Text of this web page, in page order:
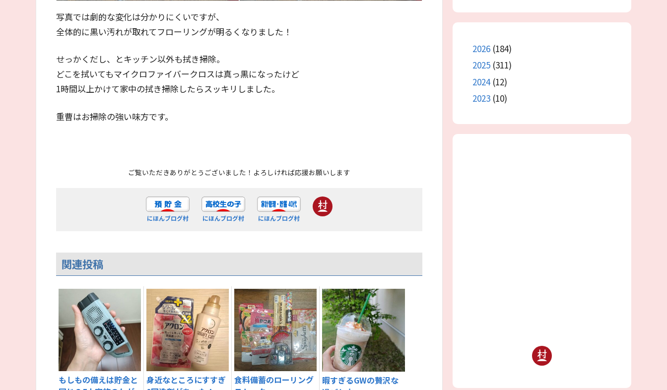
写真では劇的な変化は分かりにくいですが、
全体的に黒い汚れが取れてフローリングが明るくなりました！
せっかくだし、とキッチン以外も拭き掃除。
どこを拭いてもマイクロファイバークロスは真っ黒になったけど
1時間以上かけて家中の拭き掃除したらスッキリしました。
重曹はお掃除の強い味方です。
ご覧いただきありがとうございました！よろしければ応援お願いします
にほんブログ村 にほんブログ村 にほんブログ村
関連投稿
もしもの備えは貯金と
身近なところにすすぎ
食料備蓄のローリング
暇すぎるGWの贅沢な
2026 (184)
2025 (311)
2024(12)
2023 (10)